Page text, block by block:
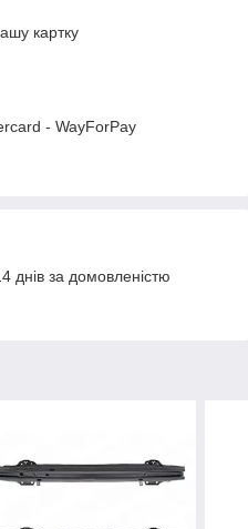
картку
- WayForPay
днів за домовленістю